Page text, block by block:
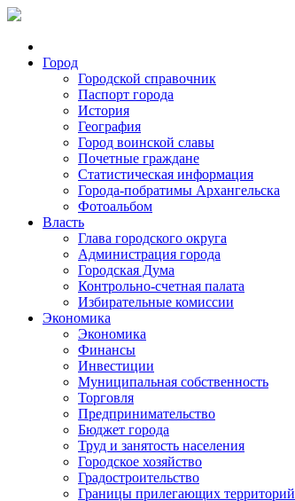
Город
Городской справочник
Паспорт города
История
География
Город воинской славы
Почетные граждане
Статистическая информация
Города-побратимы Архангельска
Фотоальбом
Власть
Глава городского округа
Администрация города
Городская Дума
Контрольно-счетная палата
Избирательные комиссии
Экономика
Экономика
Финансы
Инвестиции
Муниципальная собственность
Торговля
Предпринимательство
Бюджет города
Труд и занятость населения
Городское хозяйство
Градостроительство
Границы прилегающих территорий